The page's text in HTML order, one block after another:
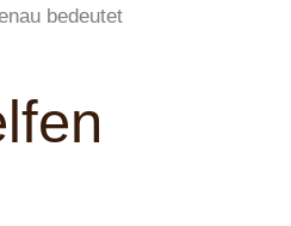
bedeutet